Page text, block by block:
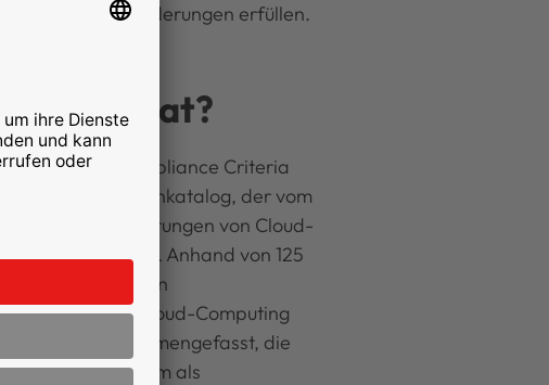
Sicherheitsanforderungen erfüllen.
C5-Testat?
Computing Compliance Criteria
Kriterienkatalog, der vom
von Cloud-
entwickelt wurde. Anhand von 125
werden
für sicheres Cloud-Computing
zusammengefasst, die
müssen, um als